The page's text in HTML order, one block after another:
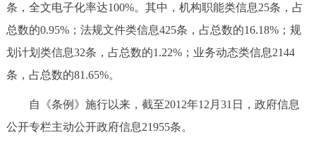
条，全文电子化率达100%。其中，机构职能类信息25条，占
总数的0.95%；法规文件类信息425条，占总数的16.18%；规
划计划类信息32条，占总数的1.22%；业务动态类信息2144
条，占总数的81.65%。
自《条例》施行以来，截至2012年12月31日，政府信息
公开专栏主动公开政府信息21955条。